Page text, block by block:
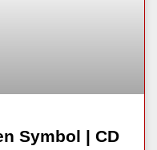
Symbol | CD